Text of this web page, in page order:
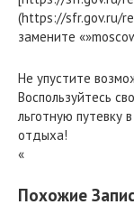
(https://sfr.gov.ru/
замените
Не упустите
Воспользуйтесь
льготную путевку
отдыха!
«
Похожие